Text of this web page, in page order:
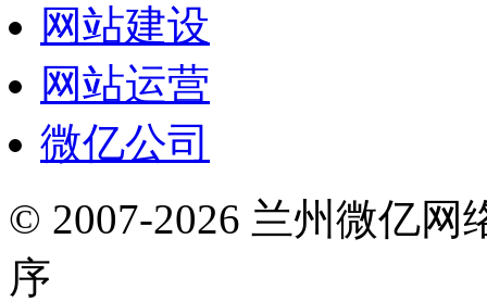
网站建设
网站运营
微亿公司
© 2007-2026 兰州微亿网
序